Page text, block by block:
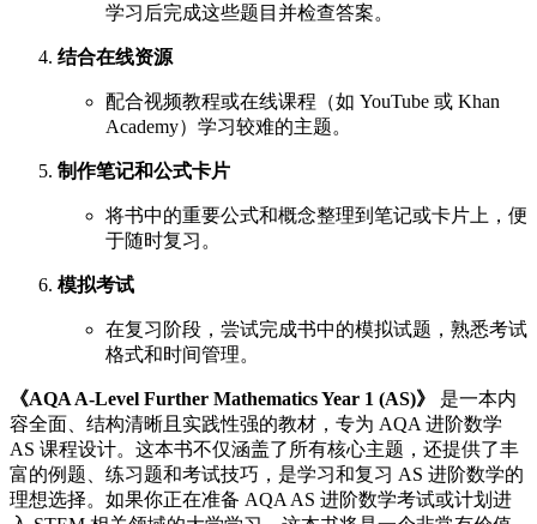
学习后完成这些题目并检查答案。
结合在线资源
配合视频教程或在线课程（如 YouTube 或 Khan
Academy）学习较难的主题。
制作笔记和公式卡片
将书中的重要公式和概念整理到笔记或卡片上，便
于随时复习。
模拟考试
在复习阶段，尝试完成书中的模拟试题，熟悉考试
格式和时间管理。
《AQA A-Level Further Mathematics Year 1 (AS)》
是一本内
容全面、结构清晰且实践性强的教材，专为 AQA 进阶数学
AS 课程设计。这本书不仅涵盖了所有核心主题，还提供了丰
富的例题、练习题和考试技巧，是学习和复习 AS 进阶数学的
理想选择。如果你正在准备 AQA AS 进阶数学考试或计划进